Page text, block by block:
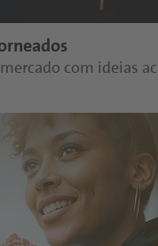
com ideias